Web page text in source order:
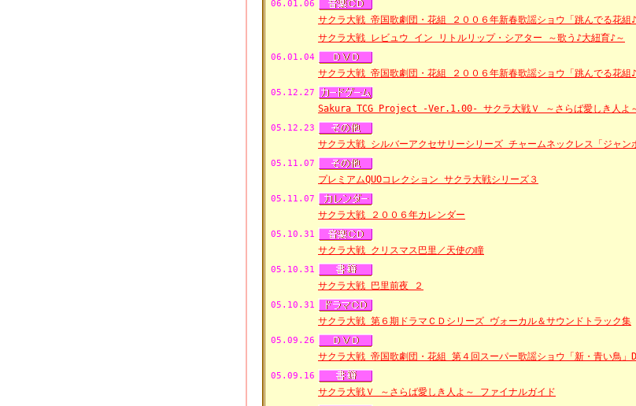
06.01.06
サクラ大戦 帝国歌劇団・花組 ２００６年新春歌謡ショウ「跳んでる花組♪
サクラ大戦 レビュウ イン リトルリップ・シアター ～歌う♪大紐育♪～
06.01.04
サクラ大戦 帝国歌劇団・花組 ２００６年新春歌謡ショウ「跳んでる花組
05.12.27
Sakura TCG Project -Ver.1.00- サクラ大戦Ｖ ～さらば愛しき人よ
05.12.23
サクラ大戦 シルバーアクセサリーシリーズ チャームネックレス「ジャン
05.11.07
プレミアムQUOコレクション サクラ大戦シリーズ３
05.11.07
サクラ大戦 ２００６年カレンダー
05.10.31
サクラ大戦 クリスマス巴里／天使の瞳
05.10.31
サクラ大戦 巴里前夜 ２
05.10.31
サクラ大戦 第６期ドラマＣＤシリーズ ヴォーカル＆サウンドトラック集
05.09.26
サクラ大戦 帝国歌劇団・花組 第４回スーパー歌謡ショウ「新・青い鳥」
05.09.16
サクラ大戦Ｖ ～さらば愛しき人よ～ ファイナルガイド